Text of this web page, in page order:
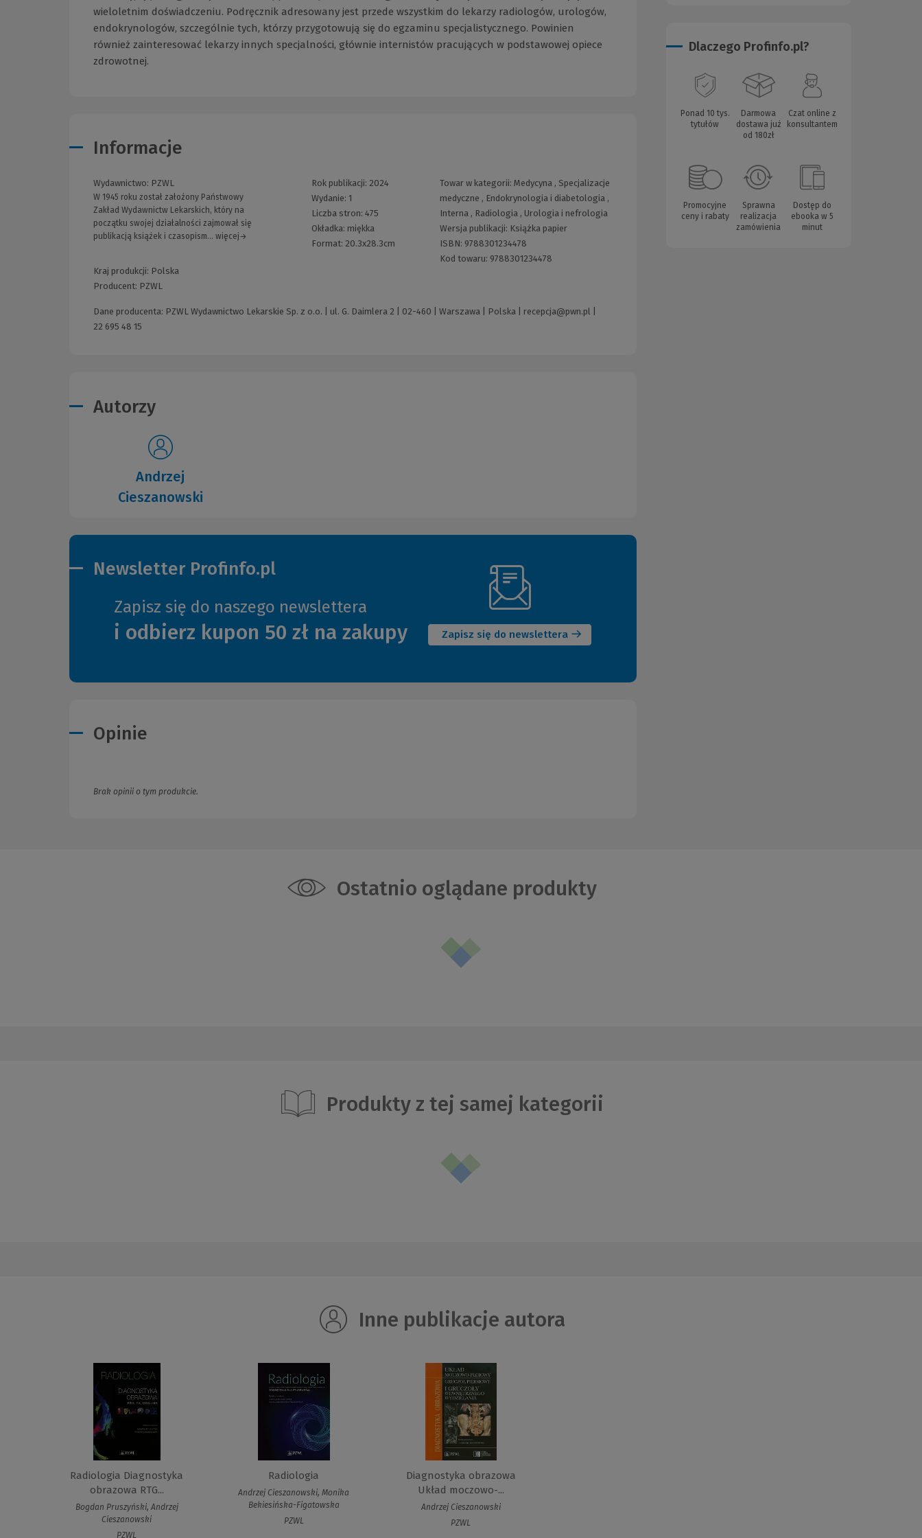
wieloletnim doświadczeniu. Podręcznik adresowany jest przede wszystkim do lekarzy radiologów, urologów,
endokrynologów, szczególnie tych, którzy przygotowują się do egzaminu specjalistycznego. Powinien
również zainteresować lekarzy innych specjalności, głównie internistów pracujących w podstawowej opiece
zdrowotnej.
Informacje
Wydawnictwo: PZWL
W 1945 roku został założony Państwowy
Zakład Wydawnictw Lekarskich, który na
początku swojej działalności zajmował się
publikacją książek i czasopism... więcej→
Kraj produkcji: Polska
Producent: PZWL
Rok publikacji: 2024
Wydanie: 1
Liczba stron: 475
Okładka: miękka
Format: 20.3x28.3cm
Towar w kategorii: Medycyna, Specjalizacje
medyczne , Endokrynologia i diabetologia,
Interna, Radiologia, Urologia i nefrologia
Wersja publikacji: Książka papier
ISBN: 9788301234478
Kod towaru: 9788301234478
Dane producenta: PZWL Wydawnictwo Lekarskie Sp. z o.o. | ul. G. Daimlera 2 | 02-460 | Warszawa | Polska | recepcja@pwn.pl
22 695 48 15
Autorzy
Andrzej
Cieszanowski
Newsletter Profinfo.pl
Zapisz się do naszego newslettera
i odbierz kupon 50 zł na zakupy Zapisz się do newslettera
okno)
Opinie
Brak opinii o tym produkcie.
Dlaczego Profinfo.pl?
Ponad 10 tys.
tytułów
Darmowa
dostawa już
od 180zł
Czat online z
konsultantem
Promocyjne
ceny i rabaty
Sprawna
realizacja
zamówienia
Dostęp do
ebooka w 5
minut
Ostatnio oglądane produkty
Produkty z tej samej kategorii
Inne publikacje autora
Radiologia Diagnostyka
obrazowa RTG...
Bogdan Pruszyński, Andrzej
Cieszanowski
PZWL
Radiologia
Andrzej Cieszanowski, Monika
Bekiesińska-Figatowska
PZWL
Diagnostyka obrazowa
Układ moczowo-...
Andrzej Cieszanowski
PZWL